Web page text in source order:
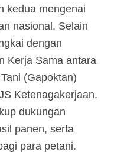
kedua mengenai
nasional. Selain
dengan
Kerja Sama antara
(Gapoktan)
Ketenagakerjaan.
dukungan
panen, serta
para petani.